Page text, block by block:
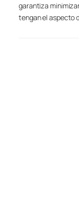
garantiza
tengan el aspecto